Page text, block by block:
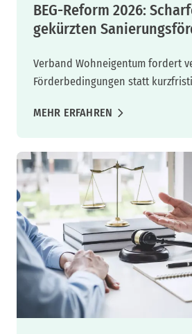
BEG-Reform 2026:
gekürzten
Verband Wohneigentum fordert
Förderbedingungen statt
MEHR ERFAHREN